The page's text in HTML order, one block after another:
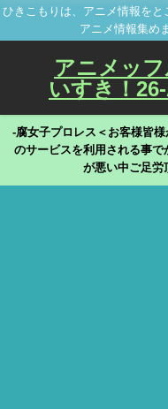
ひきこもりは、アニメ情報を
アニメ情報集め
アニメッ
いすき！
-腐女子プロレス＜お客様皆
のサービスを利用される事
が悪い中ご足労